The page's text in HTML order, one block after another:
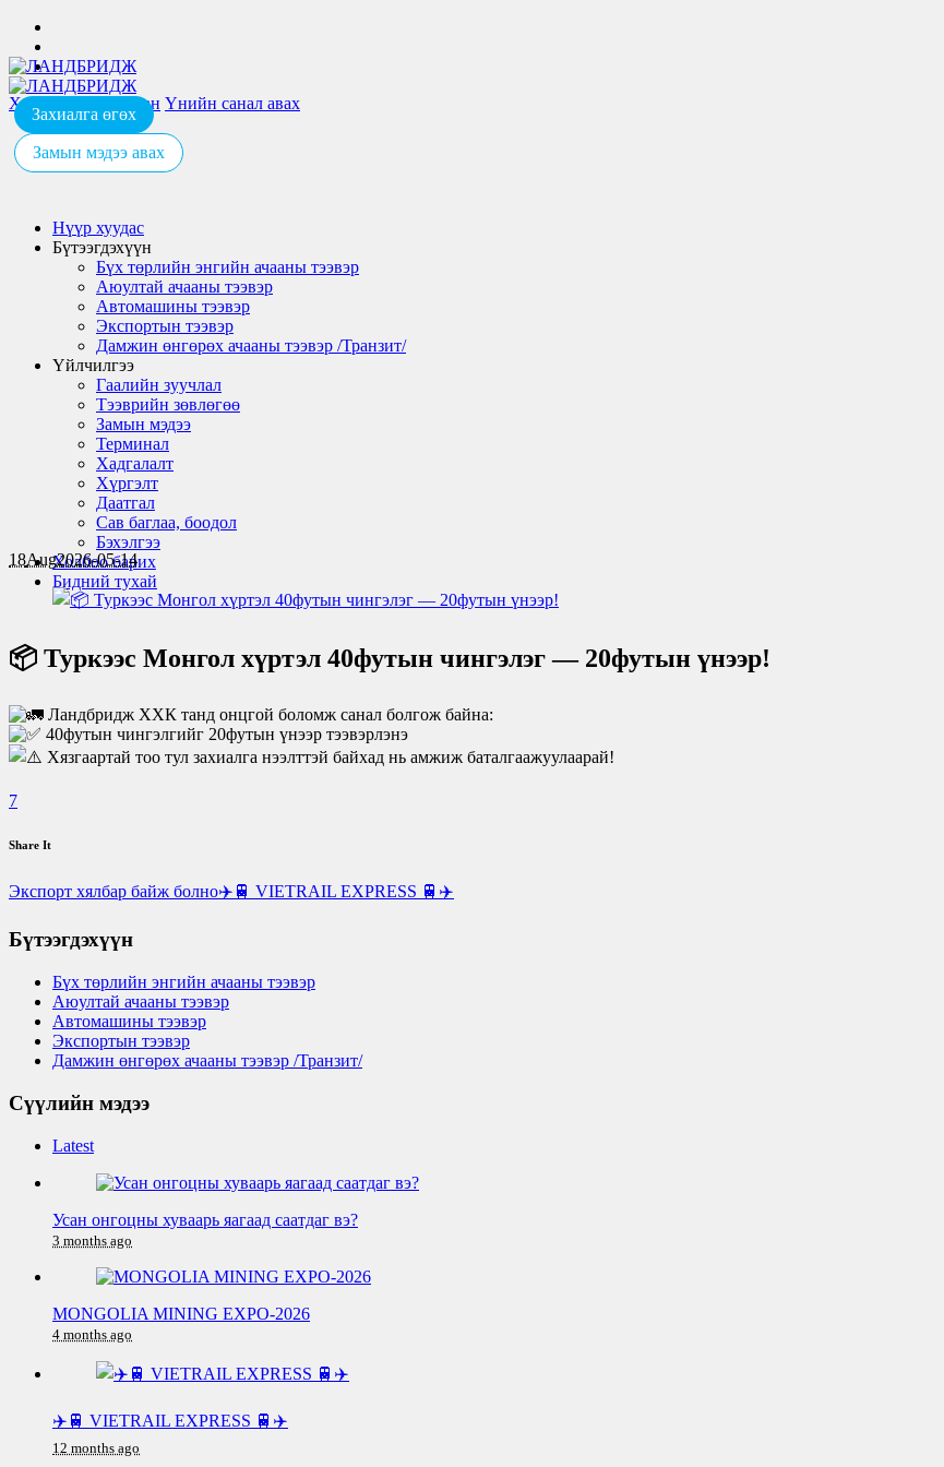
Хэрэглэгчийн булан Үнийн санал авах
Захиалга өгөх
Замын мэдээ авах
Нүүр хуудас
Бүтээгдэхүүн
Бүх төрлийн энгийн ачааны тээвэр
Аюултай ачааны тээвэр
Автомашины тээвэр
Экспортын тээвэр
Дамжин өнгөрөх ачааны тээвэр /Транзит/
Үйлчилгээ
Гаалийн зуучлал
Тээврийн зөвлөгөө
Замын мэдээ
Терминал
Хадгалалт
Хүргэлт
Даатгал
Сав баглаа, боодол
Бэхэлгээ
Холбоо барих
Бидний тухай
18Aug2026-05-14
📦 Туркээс Монгол хүртэл 40футын чингэлэг — 20футын үнээр!
Ландбридж ХХК танд онцгой боломж санал болгож байна:
40футын чингэлгийг 20футын үнээр тээвэрлэнэ
Хязгаартай тоо тул захиалга нээлттэй байхад нь амжиж баталгаажуулаарай!
7
Share It
Экспорт хялбар байж болно✈️🚆 VIETRAIL EXPRESS 🚆✈️
Бүтээгдэхүүн
Бүх төрлийн энгийн ачааны тээвэр
Аюултай ачааны тээвэр
Автомашины тээвэр
Экспортын тээвэр
Дамжин өнгөрөх ачааны тээвэр /Транзит/
Сүүлийн мэдээ
Latest
Усан онгоцны хуваарь яагаад саатдаг вэ?
3 months ago
MONGOLIA MINING EXPO-2026
4 months ago
✈️🚆 VIETRAIL EXPRESS 🚆✈️
12 months ago